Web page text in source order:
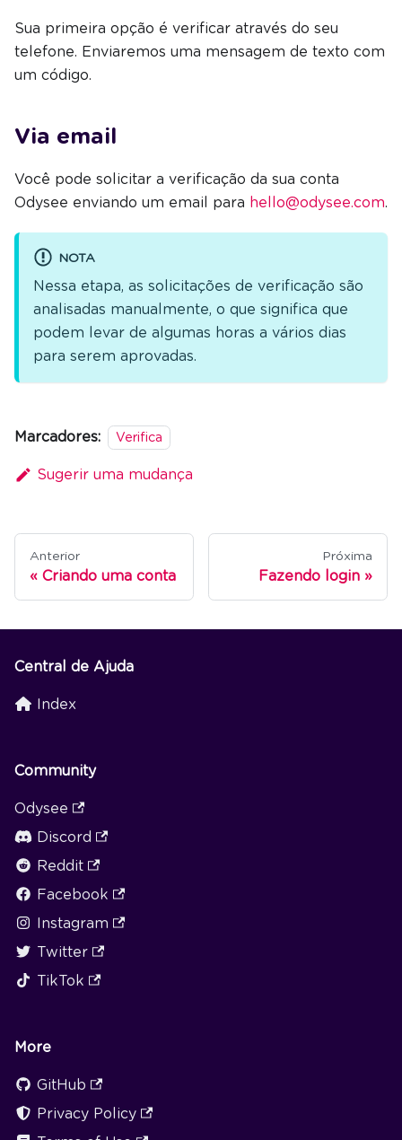
Sua primeira opção é verificar através do seu
telefone. Enviaremos uma mensagem de texto com
um código.
Via email
Você pode solicitar a verificação da sua conta
Odysee enviando um email para hello@odysee.com.
NOTA
Nessa etapa, as solicitações de verificação são
analisadas manualmente, o que significa que
podem levar de algumas horas a vários dias
para serem aprovadas.
Marcadores: Verifica
Sugerir uma mudança
Anterior
Criando uma conta
Próxima
Fazendo login
Central de Ajuda
Index
Community
Odysee
Discord
Reddit
Facebook
Instagram
Twitter
TikTok
More
GitHub
Privacy Policy